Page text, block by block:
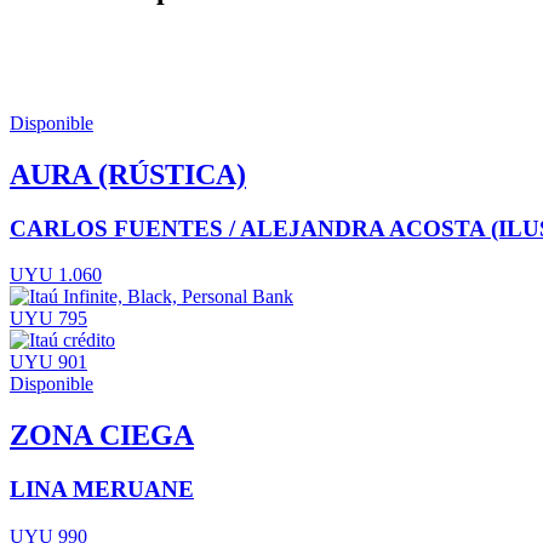
Disponible
AURA (RÚSTICA)
CARLOS FUENTES / ALEJANDRA ACOSTA
UYU 1.060
UYU 795
UYU 901
Disponible
ZONA CIEGA
LINA MERUANE
UYU 990